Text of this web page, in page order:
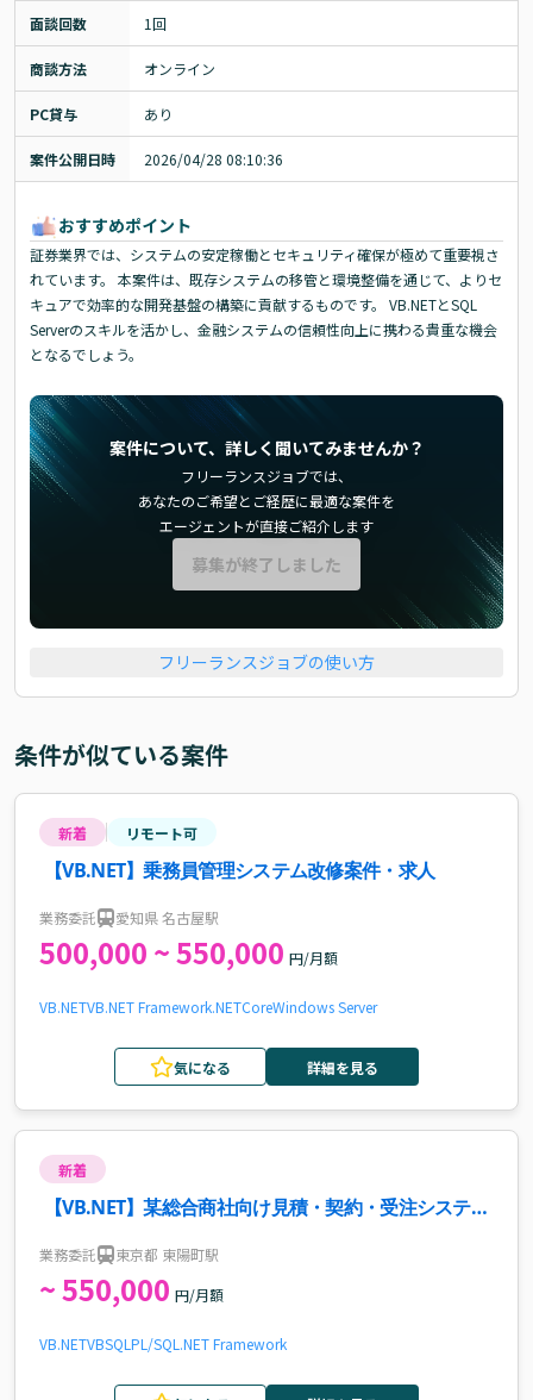
面談回数 1回
商談方法 オンライン
PC貸与 あり
案件公開日時 2026/04/28 08:10:36
おすすめポイント
証券業界では、システムの安定稼働とセキュリティ確保が極めて重要視さ
れています。 本案件は、既存システムの移管と環境整備を通じて、よりセ
キュアで効率的な開発基盤の構築に貢献するものです。 VB.NETとSQL
Serverのスキルを活かし、金融システムの信頼性向上に携わる貴重な機会
となるでしょう。
案件について、詳しく聞いてみませんか？
フリーランスジョブでは、
あなたのご希望とご経歴に最適な案件を
エージェントが直接ご紹介します
募集が終了しました
フリーランスジョブの使い方
条件が似ている案件
新着 リモート可
【VB.NET】乗務員管理システム改修案件・求人
業務委託 愛知県 名古屋駅
500,000 ~ 550,000 円/月額
VB.NETVB.NET Framework.NETCoreWindows Server
気になる 詳細を見る
新着
【VB.NET】某総合商社向け見積・契約・受注システム
業務委託 東京都 東陽町駅
~ 550,000 円/月額
VB.NETVBSQL PL/SQL .NET Framework